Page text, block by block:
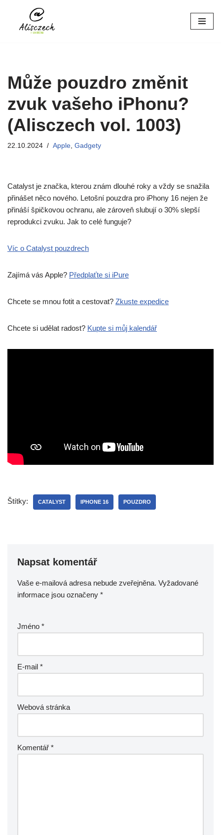
Přeskočit
Může pouzdro změnit
zvuk vašeho iPhonu?
(Alisczech vol. 1003)
22.10.2024 Apple Gadgety
Catalyst je značka, kterou znám dlouhé roky a vždy se snažila
přinášet něco nového. Letošní pouzdra pro iPhony 16 nejen že
přináší špičkovou ochranu, ale zároveň slubují o 30% slepší
reprodukci zvuku. Jak to celé funguje?
Víc o Catalyst pouzdrech
Zajímá vás Apple? Předplaťte si iPure
Chcete se mnou fotit a cestovat? Zkuste expedice
Chcete si udělat radost? Kupte si můj kalendář
Štítky: CATALYST IPHONE 16 POUZDRO
Napsat komentář
Vaše e-mailová adresa nebude zveřejněna. Vyžadované
informace jsou označeny *
Jméno *
E-mail *
Webová stránka
Komentář *